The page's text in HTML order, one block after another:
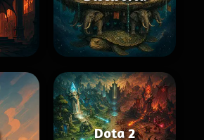
Dota 2